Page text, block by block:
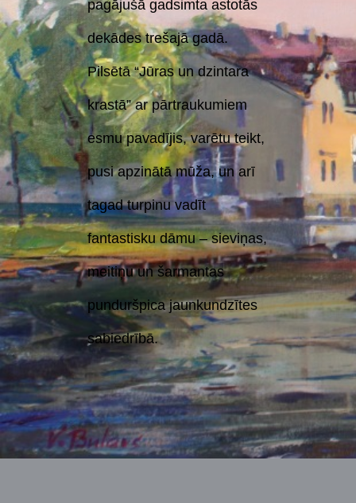
pagājušā gadsimta astotās
dekādes trešajā gadā.
Pilsētā “Jūras un dzintara
krastā” ar pārtraukumiem
esmu pavadījis, varētu teikt,
pusi apzinātā mūža, un arī
tagad turpinu vadīt
fantastisku dāmu – sieviņas,
meitiņu un šarmantas
punduršpica jaunkundzītes
sabiedrībā.